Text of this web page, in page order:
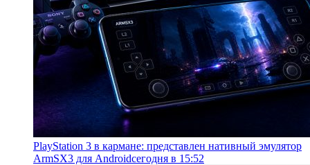
PlayStation 3 в кармане: представлен нативный эмулятор
ArmSX3 для Androidсегодня в 15:52